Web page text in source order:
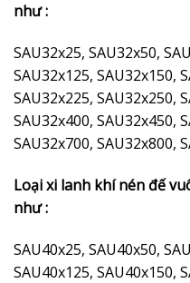
như :
SAU32x25, SAU32x50,
SAU32x125, SAU32x150,
SAU32x225, SAU32x250,
SAU32x400, SAU32x450,
SAU32x700, SAU32x800,
Loại xi lanh khí nén đế
như :
SAU40x25, SAU40x50,
SAU40x125, SAU40x150,